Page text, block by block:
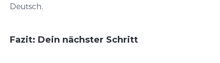
Deutsch.
Fazit: Dein nächster Schritt